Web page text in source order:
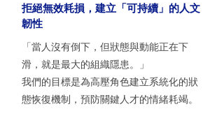
拒絕無效耗損，建立「可持續」的人文
韌性
「當人沒有倒下，但狀態與動能正在下
滑，就是最大的組織隱患。」
我們的目標是為高壓角色建立系統化的狀
態恢復機制，預防關鍵人才的情緒耗竭。